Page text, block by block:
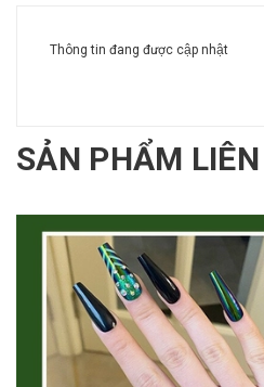
Thông tin đang được cập nhật
SẢN PHẨM